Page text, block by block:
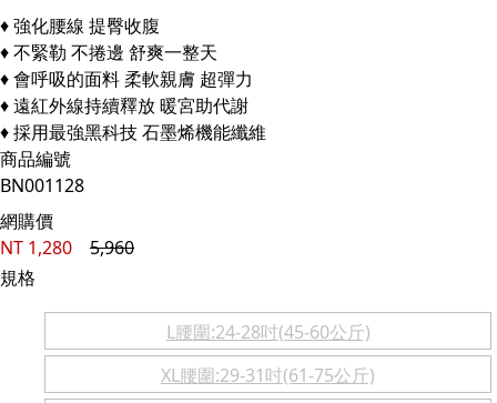
♦ 強化腰線 提臀收腹
♦ 不緊勒 不捲邊 舒爽一整天
♦ 會呼吸的面料 柔軟親膚 超彈力
♦ 遠紅外線持續釋放 暖宮助代謝
♦ 採用最強黑科技 石墨烯機能纖維
商品編號
BN001128
網購價
NT 1,280
5,960
規格
L腰圍:24-28吋(45-60公斤)
XL腰圍:29-31吋(61-75公斤)